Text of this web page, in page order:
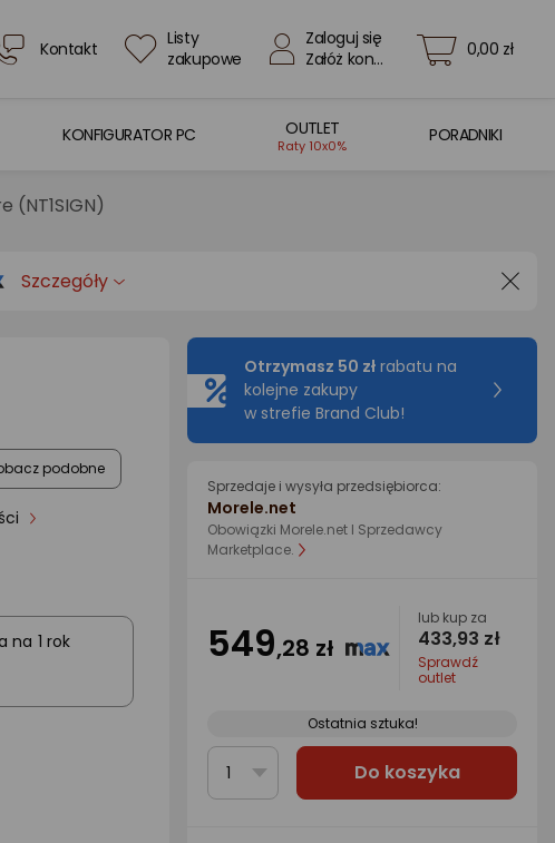
Kontakt
Listy
zakupowe
Zaloguj się
Załóż konto
0,00 zł
KONFIGURATOR PC OUTLET
Raty 10x0%
PORADNIKI
(NT1SIGN)
Szczegóły
podobne
na 1 rok
Otrzymasz 50 zł rabatu na
kolejne zakupy
w strefie Brand Club!
Sprzedaje i wysyła przedsiębiorca:
Morele.net
Obowiązki Morele.net I Sprzedawcy
Marketplace.
549,28 zł
lub kup za
433,93 zł
Sprawdź
outlet
Ostatnia sztuka!
1 Do koszyka